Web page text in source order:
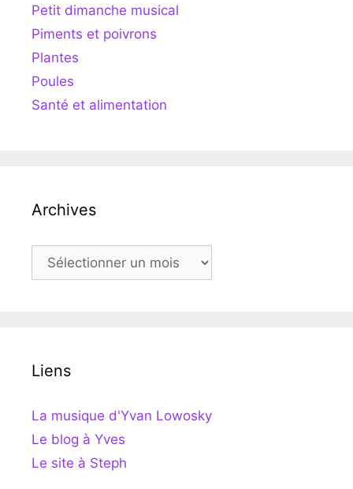
Petit dimanche musical
Piments et poivrons
Plantes
Poules
Santé et alimentation
Archives
Archives
Liens
La musique d'Yvan Lowosky
Le blog à Yves
Le site à Steph